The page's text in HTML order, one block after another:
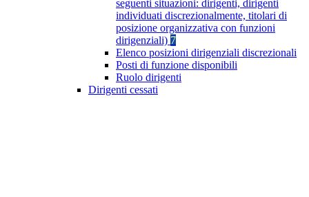
seguenti situazioni: dirigenti, dirigenti
individuati discrezionalmente, titolari di
posizione organizzativa con funzioni
dirigenziali) 7
Elenco posizioni dirigenziali discrezionali
Posti di funzione disponibili
Ruolo dirigenti
Dirigenti cessati